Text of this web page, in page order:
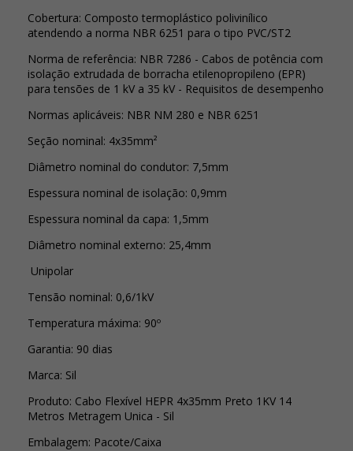
Cobertura: Composto termoplástico polivinílico
atendendo a norma NBR 6251 para o tipo PVC/ST2
Norma de referência: NBR 7286 - Cabos de potência com
isolação extrudada de borracha etilenopropileno (EPR)
para tensões de 1 kV a 35 kV - Requisitos de desempenho
Normas aplicáveis: NBR NM 280 e NBR 6251
Seção nominal: 4x35mm²
Diâmetro nominal do condutor: 7,5mm
Espessura nominal de isolação: 0,9mm
Espessura nominal da capa: 1,5mm
Diâmetro nominal externo: 25,4mm
Unipolar
Tensão nominal: 0,6/1kV
Temperatura máxima: 90º
Garantia: 90 dias
Marca: Sil
Produto: Cabo Flexível HEPR 4x35mm Preto 1KV 14
Metros Metragem Unica - Sil
Embalagem: Pacote/Caixa